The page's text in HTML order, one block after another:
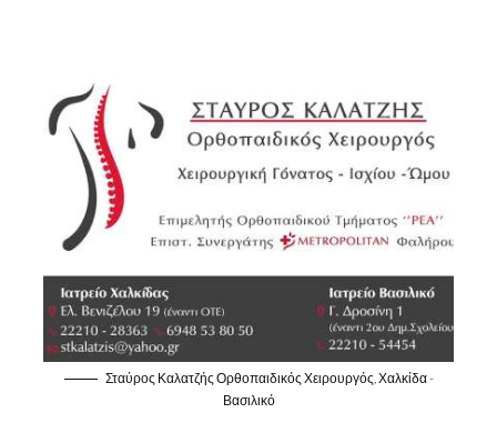
Σταύρος Καλατζής Ορθοπαιδικός Χειρουργός, Χαλκίδα -
Βασιλικό